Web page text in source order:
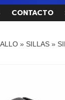
CONTACTO
» SILLAS»